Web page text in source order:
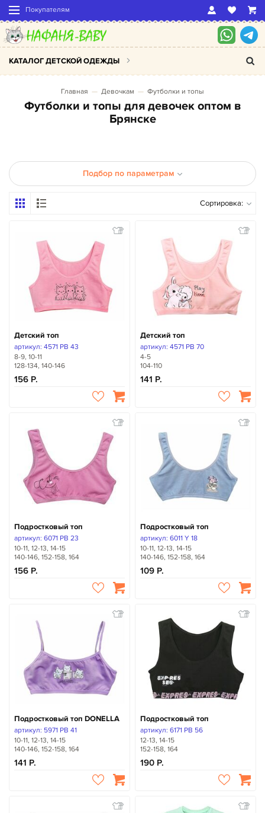
Покупателям
КАТАЛОГ ДЕТСКОЙ ОДЕЖДЫ
Главная Девочкам Футболки и топы
Футболки и топы для девочек оптом в
Брянске
Подбор по параметрам
Сортировка:
Детский топ
артикул: 4571 PB 43
8-9, 10-11
128-134, 140-146
156
Детский топ
артикул: 4571 PB 70
4-5
104-110
141
Подростковый топ
артикул: 6071 PB 23
10-11, 12-13, 14-15
140-146, 152-158, 164
156
Подростковый топ
артикул: 6011 Y 18
10-11, 12-13, 14-15
140-146, 152-158, 164
109
Подростковый топ DONELLA
артикул: 5971 PB 41
10-11, 12-13, 14-15
140-146, 152-158, 164
141
Подростковый топ
артикул: 6171 PB 56
12-13, 14-15
152-158, 164
190